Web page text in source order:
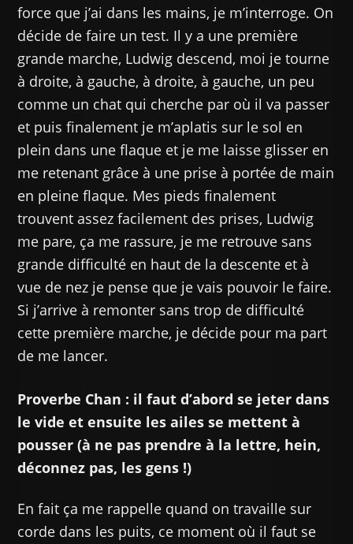
force que j’ai dans les mains, je m’interroge. On
décide de faire un test. Il y a une première
grande marche, Ludwig descend, moi je tourne
à droite, à gauche, à droite, à gauche, un peu
comme un chat qui cherche par où il va passer
et puis finalement je m’aplatis sur le sol en
plein dans une flaque et je me laisse glisser en
me retenant grâce à une prise à portée de main
en pleine flaque. Mes pieds finalement
trouvent assez facilement des prises, Ludwig
me pare, ça me rassure, je me retrouve sans
grande difficulté en haut de la descente et à
vue de nez je pense que je vais pouvoir le faire.
Si j’arrive à remonter sans trop de difficulté
cette première marche, je décide pour ma part
de me lancer.
Proverbe Chan : il faut d’abord se jeter dans
le vide et ensuite les ailes se mettent à
pousser (à ne pas prendre à la lettre, hein,
déconnez pas, les gens !)
En fait ça me rappelle quand on travaille sur
corde dans les puits, ce moment où il faut se